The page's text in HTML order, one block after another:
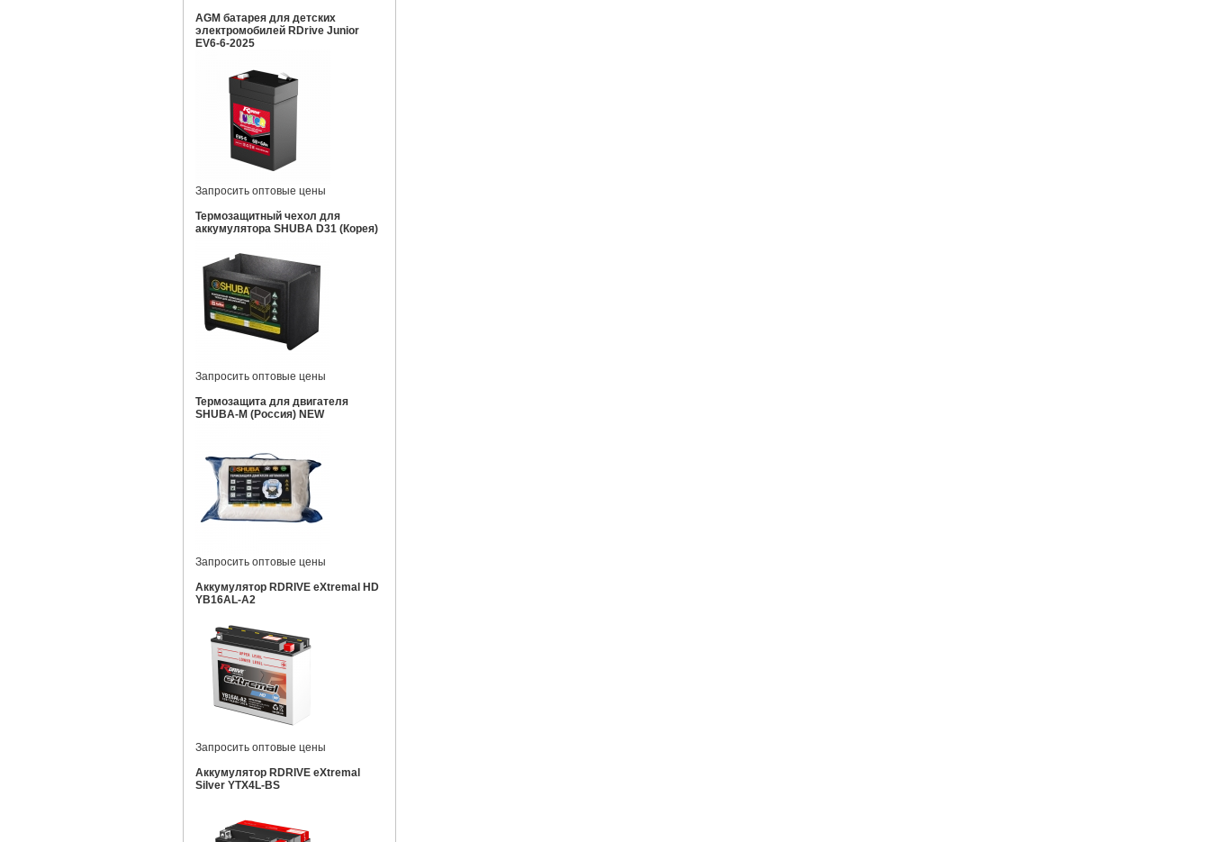
AGM батарея для детских
электромобилей RDrive Junior
EV6-6-2025
Запросить оптовые цены
Термозащитный чехол для
аккумулятора SHUBA D31 (Корея)
Запросить оптовые цены
Термозащита для двигателя
SHUBA-M (Россия) NEW
Запросить оптовые цены
Аккумулятор RDRIVE eXtremal HD
YB16AL-A2
Запросить оптовые цены
Аккумулятор RDRIVE eXtremal
Silver YTX4L-BS